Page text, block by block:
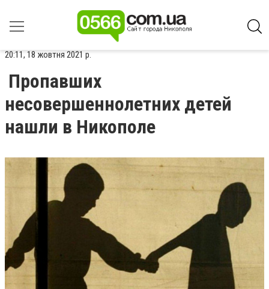
20:11, 18 жовтня 2021 р.
Пропавших
несовершеннолетних детей
нашли в Никополе